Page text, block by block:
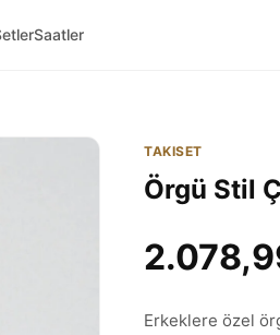
Saatler
TAKISET
Örgü Stil
Erkeklere özel